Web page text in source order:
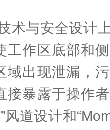
术与安全设计
工作区底部和
域出现泄漏，
接暴露于操作
风道设计和